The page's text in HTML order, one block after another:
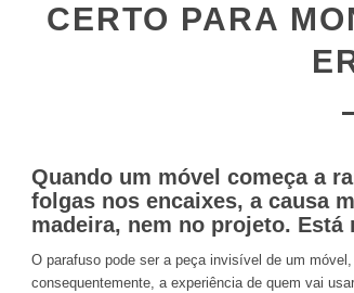
CERTO PARA
Quando um móvel começa a
folgas nos encaixes, a causa
madeira, nem no projeto. Está
O parafuso pode ser a peça invisível de um
consequentemente, a experiência de quem vai